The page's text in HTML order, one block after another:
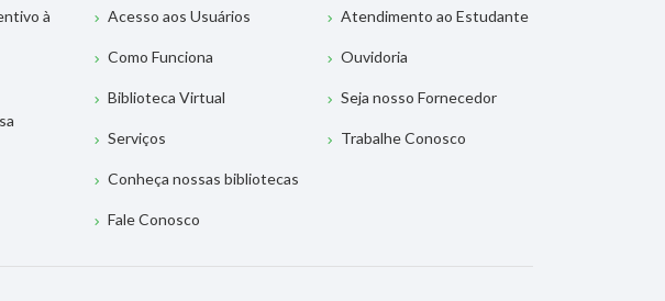
à
Acesso aos Usuários
Como Funciona
Biblioteca Virtual
Serviços
Conheça nossas bibliotecas
Fale Conosco
Atendimento ao Estudante
Ouvidoria
Seja nosso Fornecedor
Trabalhe Conosco